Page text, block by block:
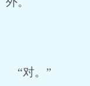
“对。”